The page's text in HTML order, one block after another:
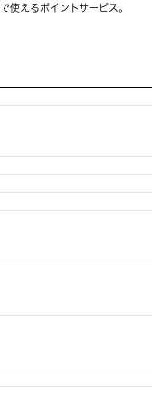
で使えるポイントサービス。